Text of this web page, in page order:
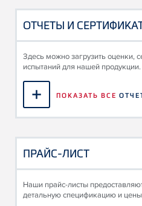
ОТЧЕТЫ И
Здесь можно загрузить оценки,
испытаний для нашей продукции.
ПОКАЗАТЬ ВСЕ
ПРАЙС-ЛИСТ
Наши прайс-листы
детальную спецификацию и